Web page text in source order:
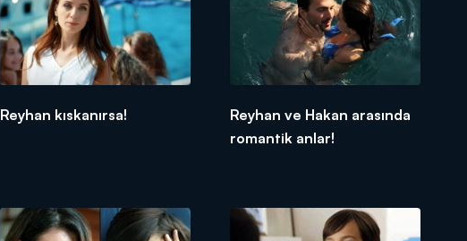
Reyhan kıskanırsa!
Reyhan ve Hakan arasında
romantik anlar!